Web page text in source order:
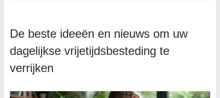
De beste ideeën en nieuws om uw
dagelijkse vrijetijdsbesteding te
verrijken